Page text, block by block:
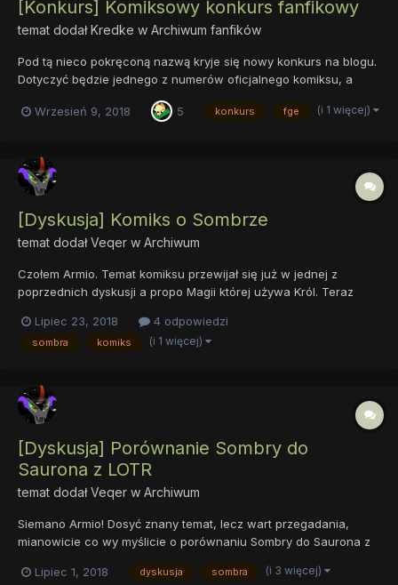
[Konkurs] Komiksowy konkurs fanfikowy
temat dodałKredke w Archiwum fanfików
Pod tą nieco pokręconą nazwą kryje się nowy konkurs na blogu.
Dotyczyć będzie jednego z numerów oficjalnego komiksu, a
konkursowymi pracami będą tym razem fanfiki. Tomik o którym
mowa został wydany w naszym kraju przez wydawnictwo
Wrzesień 9, 2018 5 konkurs fge (i 1 więcej)
[Dyskusja] Komiks o Sombrze
temat dodałVeqer w Archiwum
Czołem Armio. Temat komiksu przewijał się już w jednej z
poprzednich dyskusji a propo Magii której używa Król. Teraz
samym komiksie. Co więc wy o nim sądzicie i jak podoba się
wam geneza Króla która została tam przedstawiona i co
Lipiec 23, 2018 4 odpowiedzi
sombra komiks (i 1 więcej)
[Dyskusja] Porównanie Sombry do
Saurona z LOTR
temat dodałVeqer w Archiwum
Siemano Armio! Dosyć znany temat, lecz wart przegadania,
mianowicie co wy myślicie o porównaniu Sombry do Saurona z
jakąkolwiek inspiracją dla hasbro przy tworzeniu postaci króla?
Lipiec 1, 2018 dyskusja sombra (i 3 więcej)